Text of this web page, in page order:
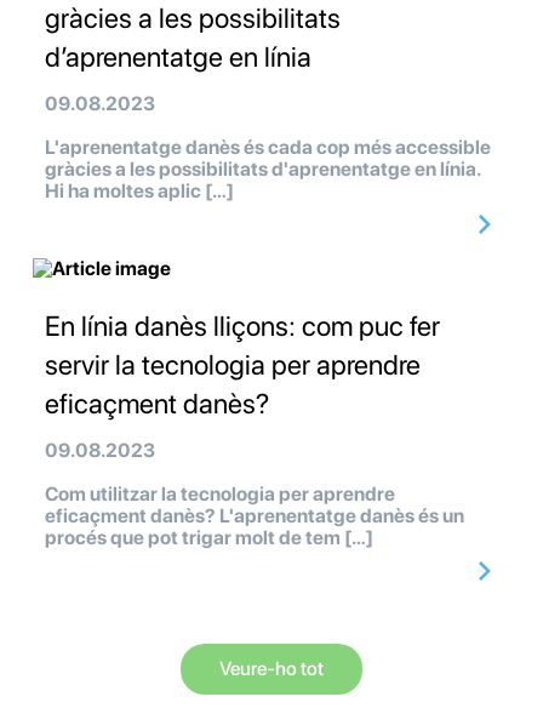
gràcies a les possibilitats
d’aprenentatge en línia
09.08.2023
L'aprenentatge danès és cada cop més accessible
gràcies a les possibilitats d'aprenentatge en línia.
Hi ha moltes aplic […]
En línia danès lliçons: com puc fer
servir la tecnologia per aprendre
eficaçment danès?
09.08.2023
Com utilitzar la tecnologia per aprendre
eficaçment danès? L'aprenentatge danès és un
procés que pot trigar molt de tem […]
Veure-ho tot